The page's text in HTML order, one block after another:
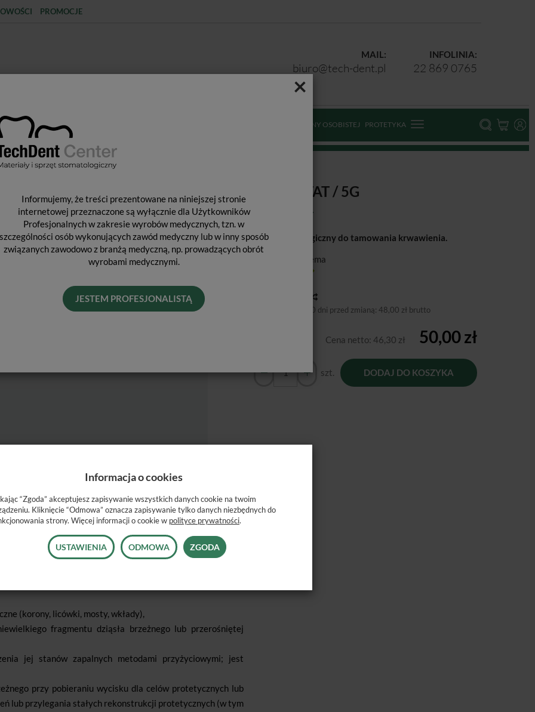
×
Informujemy, że treści prezentowane na niniejszej stronie
internetowej przeznaczone są wyłącznie dla Użytkowników
Profesjonalnych w zakresie wyrobów medycznych, tzn. w
szczególności osób wykonujących zawód medyczny lub w inny sposób
związanych zawodowo z branżą medyczną, np. prowadzących obrót
wyrobami medycznymi.
JESTEM PROFESJONALISTĄ
PROMOCJE
INFOLINIA:
22 869 0765
MAIL:
biuro@tech-dent.pl
STERYLIZACJA ŚRODKI OCHRONY OSOBISTEJ PROTETYKA
STOMATOLOGICZNE Preparaty do tamowania krwawienia
HEMOSTAT / 5G
Żel stomatologiczny do tamowania krwawienia.
Chema
Najniższa cena 30 dni przed zmianą: 48,00 zł brutto
Cena netto: 46,30 zł 50,00 zł
szt. DODAJ DO KOSZYKA
powstałych podczas zabiegów dentystycznych
bez przebarwień i osadów.
lub przy użyciu nici retrakcyjnych.
(korony, licówki, mosty, wkłady),
fragmentu dziąsła brzeżnego lub przerośniętej
jej stanów zapalnych metodami przyżyciowymi; jest
przy pobieraniu wycisku dla celów protetycznych lub
lub przylegania stałych rekonstrukcji protetycznych (w tym
Informacja o cookies
“Zgoda” akceptujesz zapisywanie wszystkich danych cookie na twoim
Kliknięcie “Odmowa” oznacza zapisywanie tylko danych niezbędnych do
strony. Więcej informacji o cookie w polityce prywatności.
USTAWIENIA ODMOWA ZGODA